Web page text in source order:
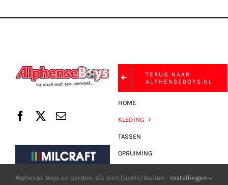
TERUG NAAR
ALPHENSEBOYS.NL
HOME
KLEDING
TASSEN
OPRUIMING
Alphense Boys en derden, die zich (deels) buiten
Instellingen